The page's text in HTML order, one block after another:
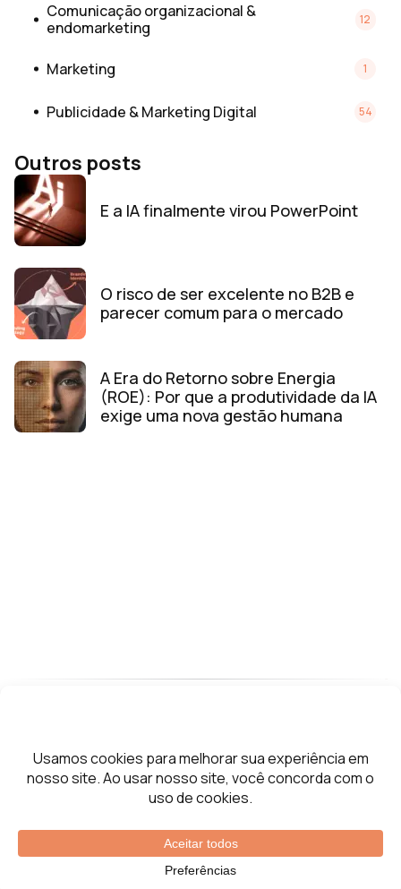
Comunicação organizacional &
endomarketing
12
Marketing 1
Publicidade & Marketing Digital 54
Outros posts
E a IA finalmente virou PowerPoint
O risco de ser excelente no B2B e
parecer comum para o mercado
A Era do Retorno sobre Energia
(ROE): Por que a produtividade da IA
exige uma nova gestão humana
Contato
Política de privacidade
Termos de Uso